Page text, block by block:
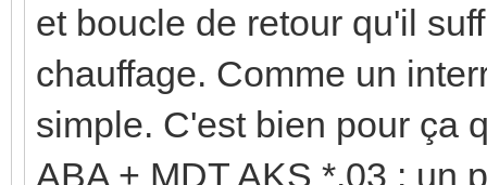
et boucle de retour qu'il
chauffage. Comme un
simple. C'est bien pour ça
ABA + MDT AKS *.03 : un